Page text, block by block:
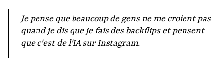
Je pense que beaucoup de gens ne me croient pas
quand je dis que je fais des backflips et pensent
que c'est de l'IA sur Instagram.